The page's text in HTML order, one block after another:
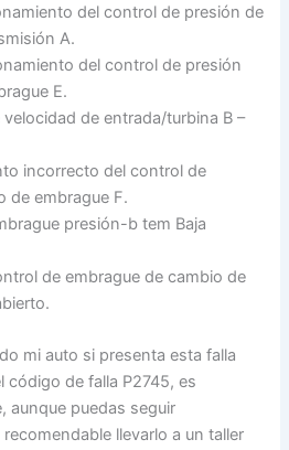
del control de presión de
A.
del control de presión
E.
de entrada/turbina B –
incorrecto del control de
de embrague F.
presión-b tem Baja
de embrague de cambio de
mi auto si presenta esta falla
código de falla P2745, es
aunque puedas seguir
llevarlo a un taller